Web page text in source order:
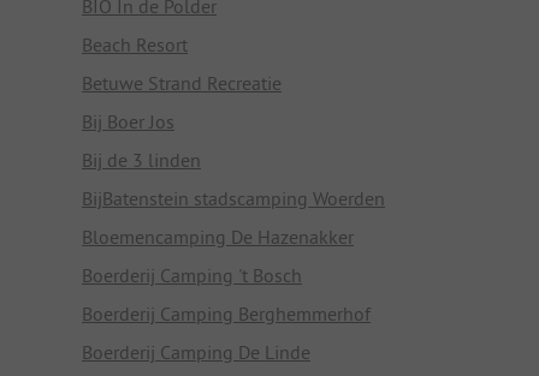
BIO In de Polder
Beach Resort
Betuwe Strand Recreatie
Bij Boer Jos
Bij de 3 linden
BijBatenstein stadscamping Woerden
Bloemencamping De Hazenakker
Boerderij Camping 't Bosch
Boerderij Camping Berghemmerhof
Boerderij Camping De Linde